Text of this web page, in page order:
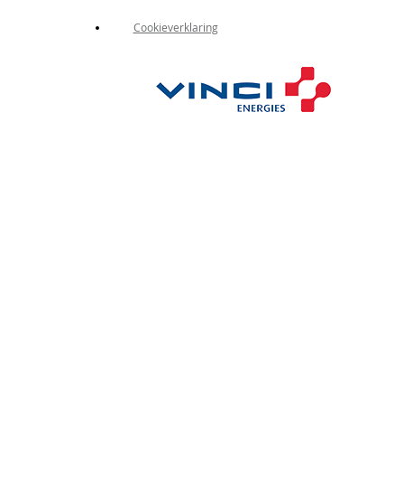
Cookieverklaring